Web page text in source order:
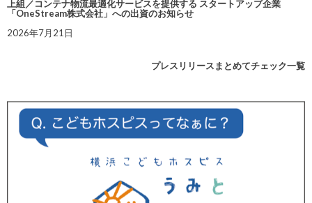
上組／コンテナ物流最適化サービスを提供する スタートアップ企業
「OneStream株式会社」への出資のお知らせ
2026年7月21日
プレスリリースまとめてチェック一覧